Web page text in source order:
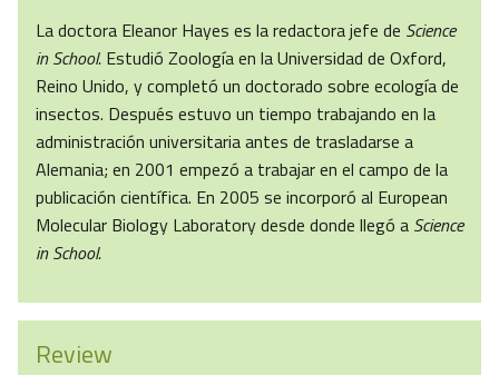
La doctora Eleanor Hayes es la redactora jefe de Science
in School. Estudió Zoología en la Universidad de Oxford,
Reino Unido, y completó un doctorado sobre ecología de
insectos. Después estuvo un tiempo trabajando en la
administración universitaria antes de trasladarse a
Alemania; en 2001 empezó a trabajar en el campo de la
publicación científica. En 2005 se incorporó al European
Molecular Biology Laboratory desde donde llegó a Science
in School.
Review